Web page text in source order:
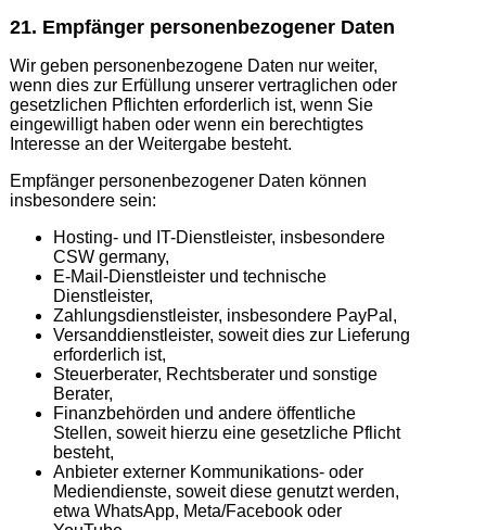
21. Empfänger personenbezogener Daten
Wir geben personenbezogene Daten nur weiter,
wenn dies zur Erfüllung unserer vertraglichen oder
gesetzlichen Pflichten erforderlich ist, wenn Sie
eingewilligt haben oder wenn ein berechtigtes
Interesse an der Weitergabe besteht.
Empfänger personenbezogener Daten können
insbesondere sein:
Hosting- und IT-Dienstleister, insbesondere
CSW germany,
E-Mail-Dienstleister und technische
Dienstleister,
Zahlungsdienstleister, insbesondere PayPal,
Versanddienstleister, soweit dies zur Lieferung
erforderlich ist,
Steuerberater, Rechtsberater und sonstige
Berater,
Finanzbehörden und andere öffentliche
Stellen, soweit hierzu eine gesetzliche Pflicht
besteht,
Anbieter externer Kommunikations- oder
Mediendienste, soweit diese genutzt werden,
etwa WhatsApp, Meta/Facebook oder